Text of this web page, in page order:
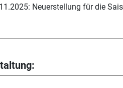
Neuerstellung für die